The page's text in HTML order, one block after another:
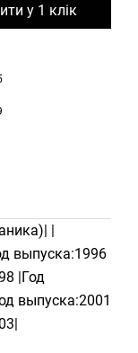
у 1 клік
|
выпуска:1996
|Год
выпуска:2001